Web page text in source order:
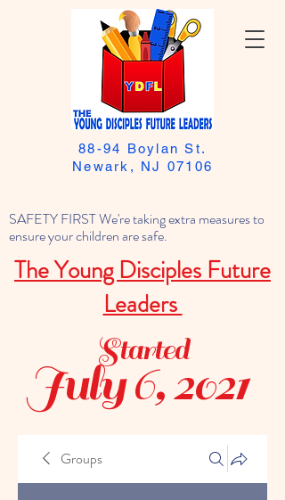
SAFETY FIRST We're taking extra measures to
ensure your children are safe.
The Young Disciples Future
Leaders
88-94 Boylan St.
Newark, NJ 07106
July 6, 2021
Started
Groups